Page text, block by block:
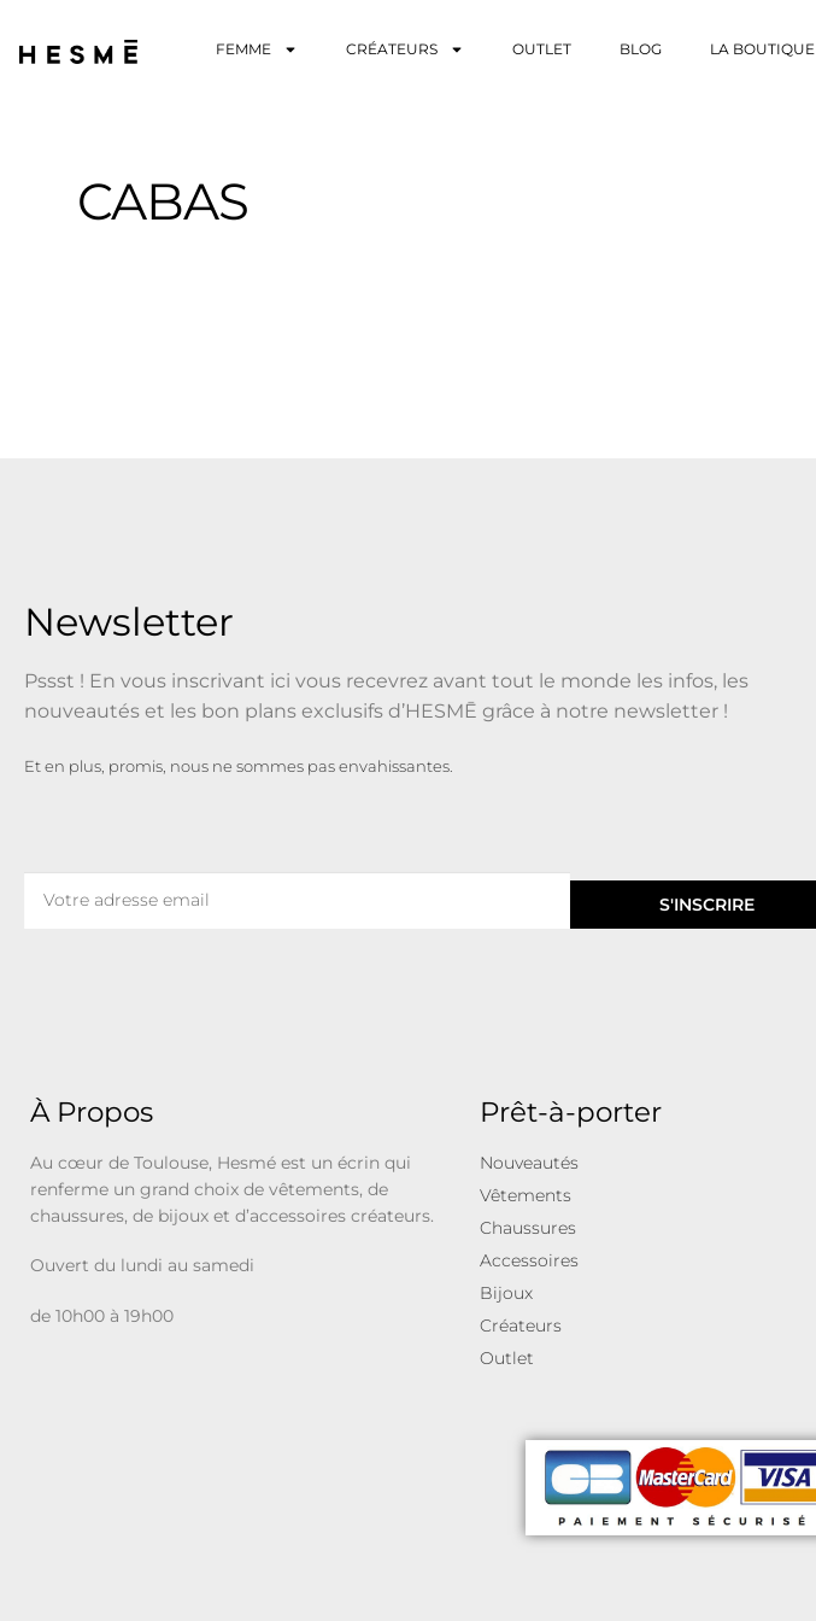
FEMME CRÉATEURS OUTLET BLOG LA BOUTIQUE
CABAS
Newsletter
Pssst ! En vous inscrivant ici vous recevrez avant tout le monde les infos, les
nouveautés et les bon plans exclusifs d’HESMĒ grâce à notre newsletter !
Et en plus, promis, nous ne sommes pas envahissantes.
S'INSCRIRE
À Propos
Au cœur de Toulouse, Hesmé est un écrin qui
renferme un grand choix de vêtements, de
chaussures, de bijoux et d’accessoires créateurs.
Ouvert du lundi au samedi
de 10h00 à 19h00
Prêt-à-porter
Nouveautés
Vêtements
Chaussures
Accessoires
Bijoux
Créateurs
Outlet